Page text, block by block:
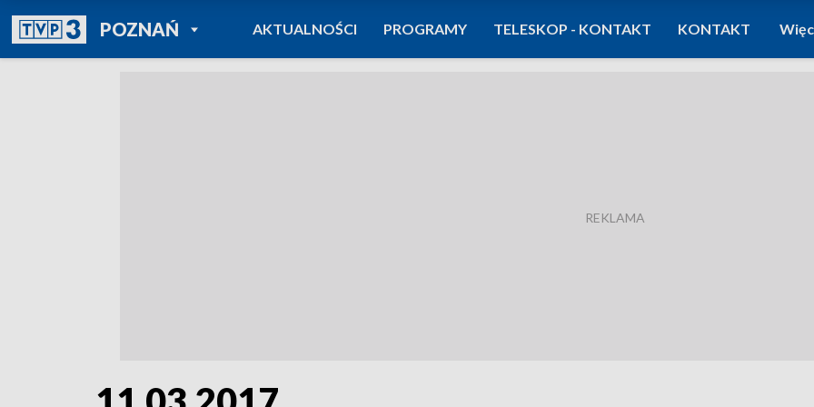
POZNAŃPOWRÓT DO
TVP REGIONY
AKTUALNOŚCI PROGRAMY TELESKOP - KONTAKT KONTAKT